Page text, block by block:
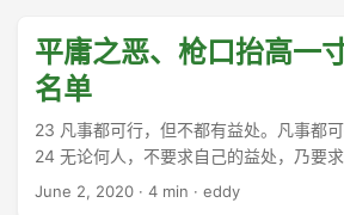
平庸之恶、枪口抬高一
名单
23 凡事都可行，但不都有益处。凡事都可
24 无论何人，不要求自己的益处，乃要
市上所卖的，你们只管吃，不要为良心的
June 2, 2020 · 4 min · eddy